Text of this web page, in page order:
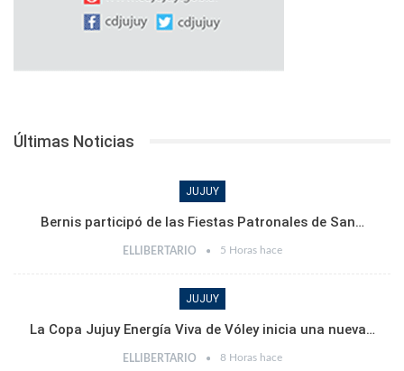
Últimas Noticias
JUJUY
Bernis participó de las Fiestas Patronales de San…
ELLIBERTARIO 5 Horas hace
JUJUY
La Copa Jujuy Energía Viva de Vóley inicia una nueva…
ELLIBERTARIO 8 Horas hace